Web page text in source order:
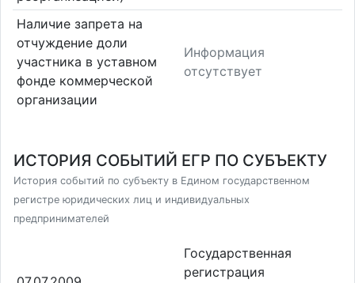
Наличие запрета на
отчуждение доли
участника в уставном
фонде коммерческой
организации
Информация
отсутствует
ИСТОРИЯ СОБЫТИЙ ЕГР ПО СУБЪЕКТУ
История событий по субъекту в Едином государственном
регистре юридических лиц и индивидуальных
предпринимателей
Государственная
регистрация